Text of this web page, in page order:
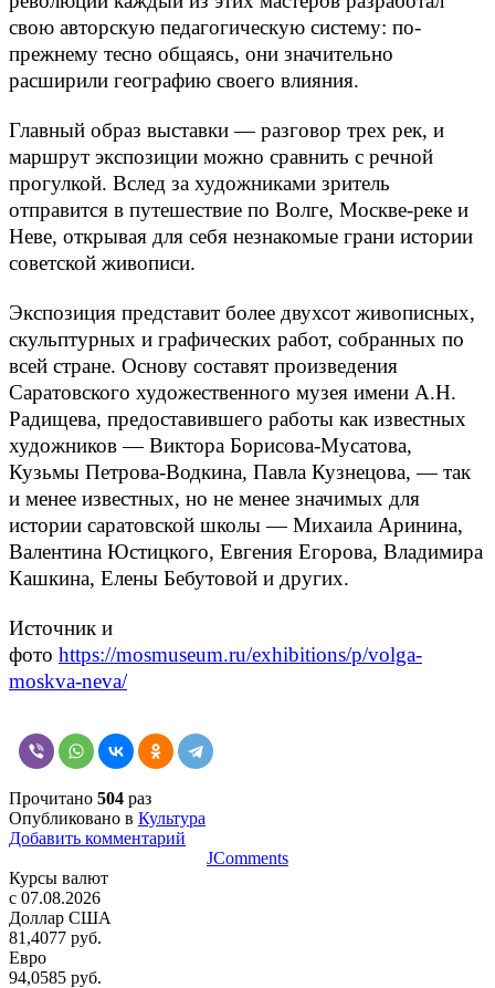
свою авторскую педагогическую систему: по-
прежнему тесно общаясь, они значительно
расширили географию своего влияния.
Главный образ выставки — разговор трех рек, и
маршрут экспозиции можно сравнить с речной
прогулкой. Вслед за художниками зритель
отправится в путешествие по Волге, Москве-реке и
Неве, открывая для себя незнакомые грани истории
советской живописи.
Экспозиция представит более двухсот живописных,
скульптурных и графических работ, собранных по
всей стране. Основу составят произведения
Саратовского художественного музея имени А.Н.
Радищева, предоставившего работы как известных
художников — Виктора Борисова-Мусатова,
Кузьмы Петрова-Водкина, Павла Кузнецова, — так
и менее известных, но не менее значимых для
истории саратовской школы — Михаила Аринина,
Валентина Юстицкого, Евгения Егорова, Владимира
Кашкина, Елены Бебутовой и других.
Источник и
фото https://mosmuseum.ru/exhibitions/p/volga-
moskva-neva/
Прочитано 504 раз
Опубликовано в Культура
Добавить комментарий
JComments
Курсы валют
c 07.08.2026
Доллар США
81,4077 руб.
Евро
94,0585 руб.